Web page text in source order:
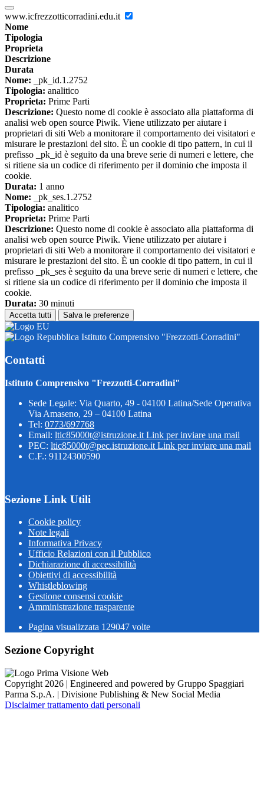
www.icfrezzotticorradini.edu.it
Nome
Tipologia
Proprieta
Descrizione
Durata
Nome: _pk_id.1.2752
Tipologia: analitico
Proprieta: Prime Parti
Descrizione: Questo nome di cookie è associato alla piattaforma di
analisi web open source Piwik. Viene utilizzato per aiutare i
proprietari di siti Web a monitorare il comportamento dei visitatori e
misurare le prestazioni del sito. È un cookie di tipo pattern, in cui il
prefisso _pk_id è seguito da una breve serie di numeri e lettere, che
si ritiene sia un codice di riferimento per il dominio che imposta il
cookie.
Durata: 1 anno
Nome: _pk_ses.1.2752
Tipologia: analitico
Proprieta: Prime Parti
Descrizione: Questo nome di cookie è associato alla piattaforma di
analisi web open source Piwik. Viene utilizzato per aiutare i
proprietari di siti Web a monitorare il comportamento dei visitatori e
misurare le prestazioni del sito. È un cookie di tipo pattern, in cui il
prefisso _pk_ses è seguito da una breve serie di numeri e lettere, che
si ritiene sia un codice di riferimento per il dominio che imposta il
cookie.
Durata: 30 minuti
Accetta tutti Salva le preferenze
Istituto Comprensivo "Frezzotti-Corradini"
Contatti
Istituto Comprensivo "Frezzotti-Corradini"
Sede Legale: Via Quarto, 49 - 04100 Latina/Sede Operativa
Via Amaseno, 29 – 04100 Latina
Tel: 0773/697768
Email: ltic85000t@istruzione.it Link per inviare una mail
PEC: ltic85000t@pec.istruzione.it Link per inviare una mail
C.F.: 91124300590
Sezione Link Utili
Cookie policy
Note legali
Informativa Privacy
Ufficio Relazioni con il Pubblico
Dichiarazione di accessibilità
Obiettivi di accessibilità
Whistleblowing
Gestione consensi cookie
Amministrazione trasparente
Pagina visualizzata 129047 volte
Sezione Copyright
Copyright 2026 | Engineered and powered by Gruppo Spaggiari
Parma S.p.A. | Divisione Publishing & New Social Media
Disclaimer trattamento dati personali